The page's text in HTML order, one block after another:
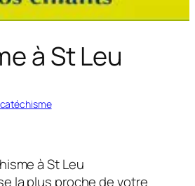
à St Leu
à St Leu
la plus proche de votre